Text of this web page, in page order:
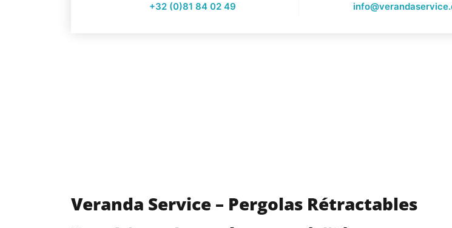
+32 (0)81 84 02 49
Veranda Service – Pergolas Rétractables